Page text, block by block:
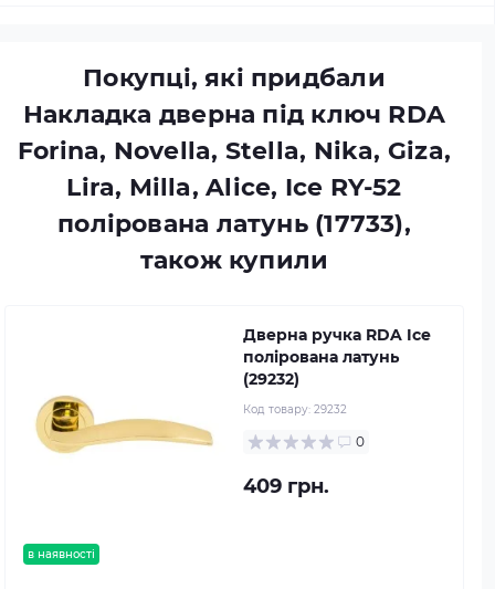
Покупці, які придбали
Накладка дверна під ключ RDA
Forina, Novella, Stella, Nika, Giza,
Lira, Milla, Alice, Ice RY-52
полірована латунь (17733),
також купили
в наявності
Дверна ручка RDA Ice
полірована латунь
(29232)
Код товару: 29232
0
409 грн.